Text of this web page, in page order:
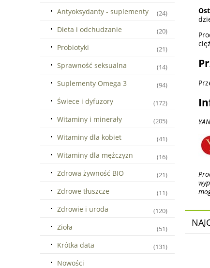
Antyoksydanty - suplementy (24)
Dieta i odchudzanie (20)
Probiotyki (21)
Sprawność seksualna (14)
Suplementy Omega 3 (94)
Świece i dyfuzory (172)
Witaminy i minerały (205)
Witaminy dla kobiet (41)
Witaminy dla mężczyzn (16)
Zdrowa żywność BIO (21)
Zdrowe tłuszcze (11)
Zdrowie i uroda (120)
Zioła (51)
Krótka data (131)
Nowości